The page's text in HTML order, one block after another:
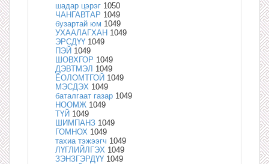
шадар цэрэг 1050
ЧАНГАВТАР 1049
бузартай юм 1049
УХААЛАГХАН 1049
ЭРСДҮҮ 1049
ПЭЙ 1049
ШОВХГОР 1049
ДЭВТМЭЛ 1049
ЁОЛОМТГОЙ 1049
МЭСДЭХ 1049
баталгаат газар 1049
НООМЖ 1049
ТҮЙ 1049
ШИМПАНЗ 1049
ГОМНОХ 1049
тахиа тэжээгч 1049
ЛҮГЛИЙЛГЭХ 1049
ЗЭНЗГЭРДҮҮ 1049